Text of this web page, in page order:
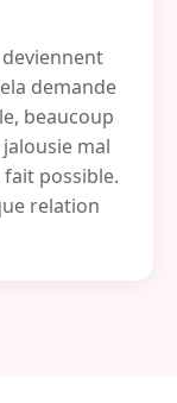
demande
beaucoup
mal
possible.
relation